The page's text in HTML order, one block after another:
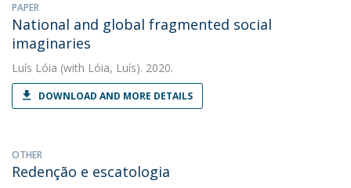
PAPER
National and global fragmented social
imaginaries
Luís Lóia (with Lóia, Luís). 2020.
DOWNLOAD AND MORE DETAILS
OTHER
Redenção e escatologia